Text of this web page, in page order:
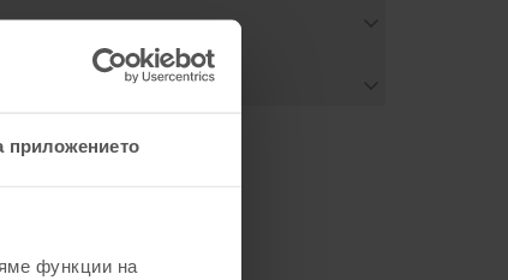
приложението
функции на